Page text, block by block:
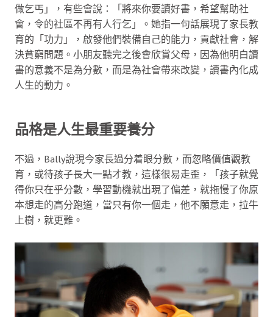
做乞丐」，有些會說：「將來你要讀好書，希望幫助社
會，令的社區不再有人行乞」。她指一句話展現了家長教
育的「功力」，啟發他們裝備自己的能力，貢獻社會，解
決貧窮問題。小朋友聽完之後會欣賞父母，因為他明白讀
書的意義不是為分數，而是為社會帶來改變，讀書內化成
人生的動力。
品格是人生最重要養分
不過，Bally說現今家長過分着眼分數，而忽略價值觀教
育，或待孩子長大一點才教，這樣很易走歪，「孩子就覺
得你只在乎分數，學習動機就出現了偏差，就拖慢了你原
本想走的高分跑道，當只有你一個走，他不願意走，拉牛
上樹，就更難。